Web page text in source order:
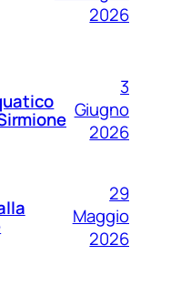
2026
3
Giugno
2026
29
Maggio
2026